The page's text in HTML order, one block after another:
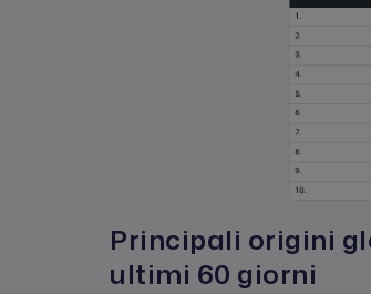
Principali origini
ultimi 60 giorni